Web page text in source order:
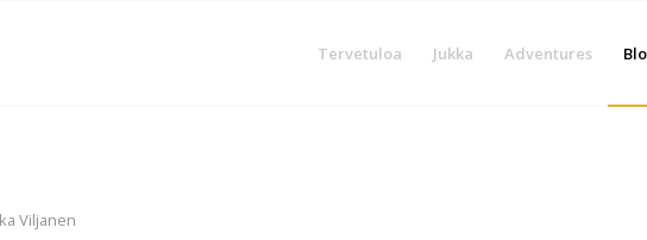
Tervetuloa Jukka Adventures
Viljanen